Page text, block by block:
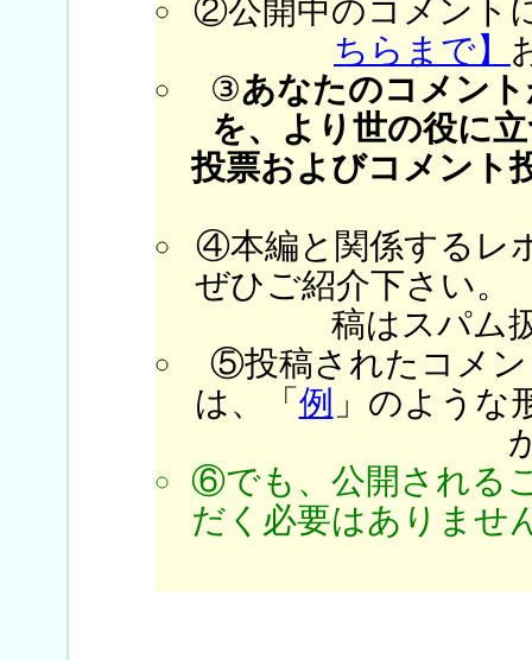
②公開中のコメント
ちらまで】
③あなたのコメン
を、より世の役に
投票およびコメント
④本編と関係するレ
ぜひご紹介下さい。
稿はスパム
⑤投稿されたコメン
は、「 例 」のような
⑥でも、公開される
だく必要はありませ